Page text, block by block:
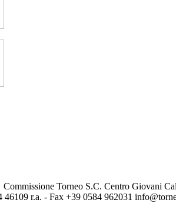
Commissione Torneo S.C. Centro Giovani
46109 r.a. - Fax +39 0584 962031